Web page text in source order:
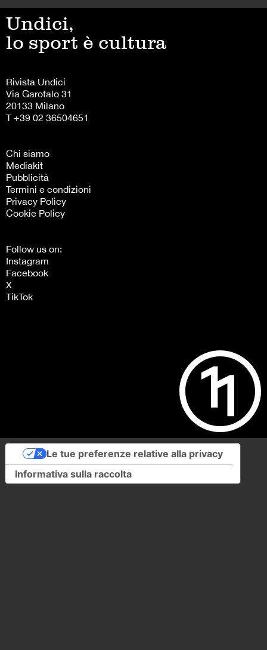
Undici,
lo sport è cultura
Rivista Undici
Via Garofalo 31
20133 Milano
T +39 02 36504651
Chi siamo
Mediakit
Pubblicità
Termini e condizioni
Privacy Policy
Cookie Policy
Follow us on:
Instagram
Facebook
X
TikTok
Informativa sulla raccolta
Le tue preferenze relative alla privacy